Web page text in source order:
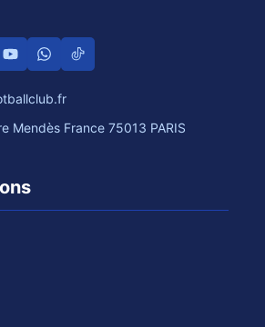
Mendès France 75013 PARIS